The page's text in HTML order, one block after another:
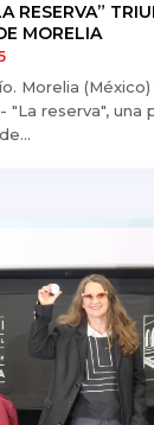
RESERVA”
MORELIA
Morelia
"La reserva", una